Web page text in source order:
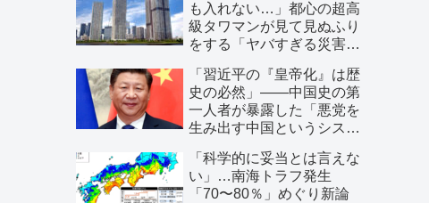
も入れない…」都心の超高
級タワマンが見て見ぬふり
をする「ヤバすぎる災害リ
「習近平の『皇帝化』は歴
史の必然」――中国史の第
一人者が暴露した「悪党を
生み出す中国というシステ
「科学的に妥当とは言えな
い」…南海トラフ発生
「70〜80％」めぐり新論